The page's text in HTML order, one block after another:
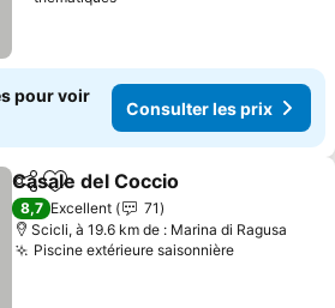
pour voir
Consulter les prix
PartagerAjouter à mes favoris
Casale del Coccio
8,7 Excellent
71
Scicli, à 19.6 km de : Marina di Ragusa
Piscine extérieure saisonnièreConsulter